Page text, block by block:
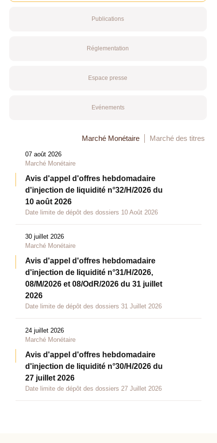
Publications
Réglementation
Espace presse
Evénements
Marché Monétaire Marché des titres
07 août 2026
Marché Monétaire
Avis d'appel d'offres hebdomadaire
d'injection de liquidité n°32/H/2026 du
10 août 2026
Date limite de dépôt des dossiers 10 Août 2026
30 juillet 2026
Marché Monétaire
Avis d'appel d'offres hebdomadaire
d'injection de liquidité n°31/H/2026,
08/M/2026 et 08/OdR/2026 du 31 juillet
2026
Date limite de dépôt des dossiers 31 Juillet 2026
24 juillet 2026
Marché Monétaire
Avis d'appel d'offres hebdomadaire
d'injection de liquidité n°30/H/2026 du
27 juillet 2026
Date limite de dépôt des dossiers 27 Juillet 2026